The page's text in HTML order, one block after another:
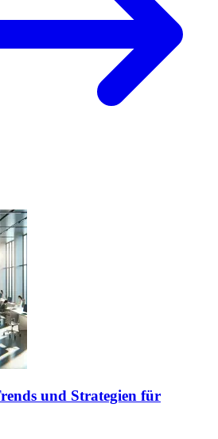
und Strategien für